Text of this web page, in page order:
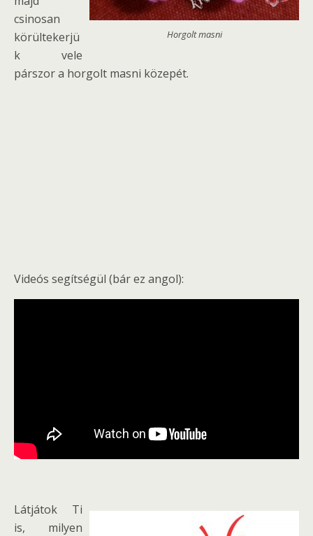
Horgolt masni
csinosan
körültekerjü
k vele
párszor a horgolt masni közepét.
Videós segítségül (bár ez angol):
Látjátok Ti
is, milyen